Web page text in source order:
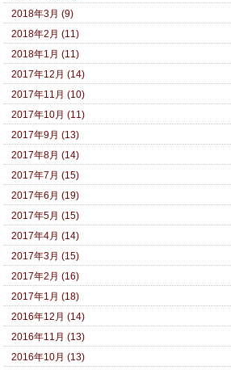
2018年3月 (9)
2018年2月 (11)
2018年1月 (11)
2017年12月 (14)
2017年11月 (10)
2017年10月 (11)
2017年9月 (13)
2017年8月 (14)
2017年7月 (15)
2017年6月 (19)
2017年5月 (15)
2017年4月 (14)
2017年3月 (15)
2017年2月 (16)
2017年1月 (18)
2016年12月 (14)
2016年11月 (13)
2016年10月 (13)